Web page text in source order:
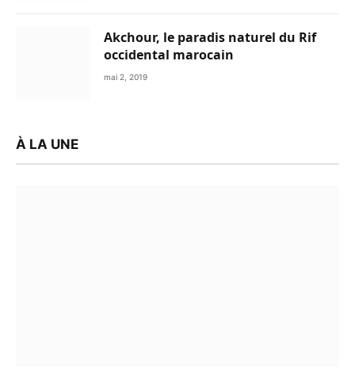
Akchour, le paradis naturel du Rif
occidental marocain
mai 2, 2019
À LA UNE